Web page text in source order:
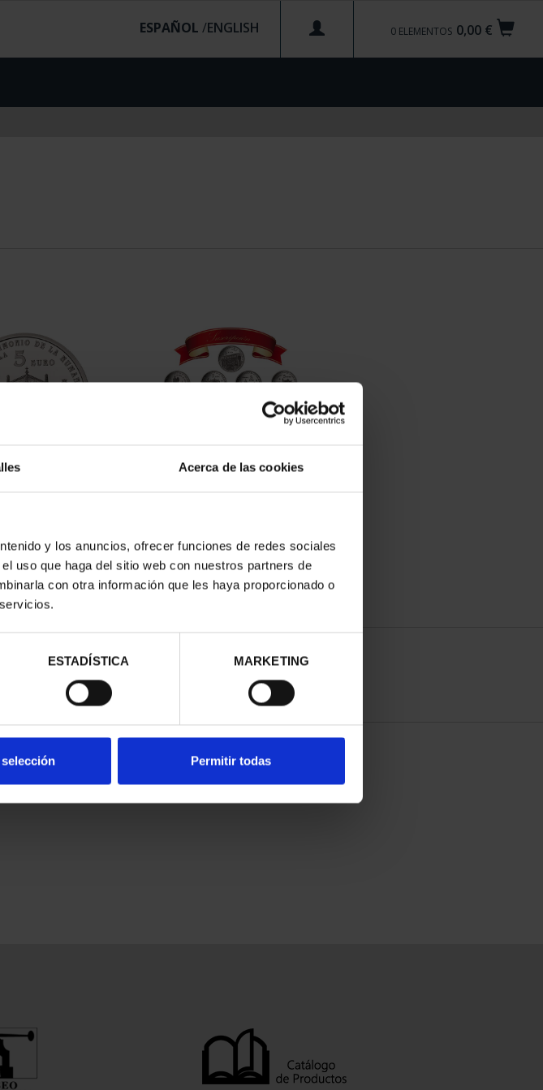
Acerca de las cookies
y los anuncios, ofrecer funciones de redes sociales
uso que haga del sitio web con nuestros partners de
con otra información que les haya proporcionado o
ESTADÍSTICA MARKETING
Permitir todas
0,00 €
0 ELEMENTOS
ESPAÑOL /
PATRIMONIO -
SUSCRIPCIÓN CIUDADES
Sólo para usuarios registrados